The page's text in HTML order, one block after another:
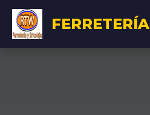
FERRETERÍA